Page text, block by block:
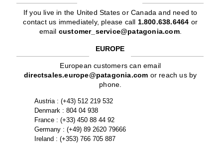
If you live in the United States or Canada and need to
contact us immediately, please call 1.800.638.6464 or
email customer_service@patagonia.com.
EUROPE
European customers can email
directsales.europe@patagonia.com or reach us by
phone.
Austria : (+43) 512 219 532
Denmark : 804 04 938
France : (+33) 450 88 44 92
Germany : (+49) 89 2620 79666
Ireland : (+353) 766 705 887